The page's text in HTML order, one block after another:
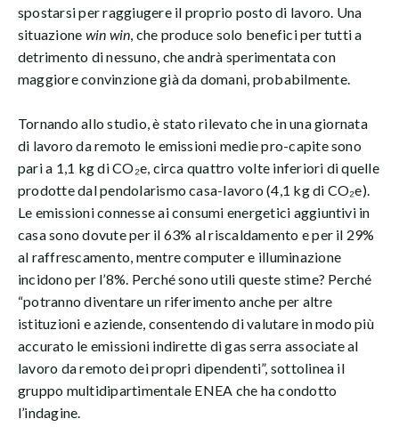
spostarsi per raggiugere il proprio posto di lavoro. Una
situazione win win, che produce solo benefici per tutti a
detrimento di nessuno, che andrà sperimentata con
maggiore convinzione già da domani, probabilmente.
Tornando allo studio, è stato rilevato che in una giornata
di lavoro da remoto le emissioni medie pro-capite sono
pari a 1,1 kg di CO₂e, circa quattro volte inferiori di quelle
prodotte dal pendolarismo casa-lavoro (4,1 kg di CO₂e).
Le emissioni connesse ai consumi energetici aggiuntivi in
casa sono dovute per il 63% al riscaldamento e per il 29%
al raffrescamento, mentre computer e illuminazione
incidono per l’8%. Perché sono utili queste stime? Perché
“potranno diventare un riferimento anche per altre
istituzioni e aziende, consentendo di valutare in modo più
accurato le emissioni indirette di gas serra associate al
lavoro da remoto dei propri dipendenti”, sottolinea il
gruppo multidipartimentale ENEA che ha condotto
l’indagine.